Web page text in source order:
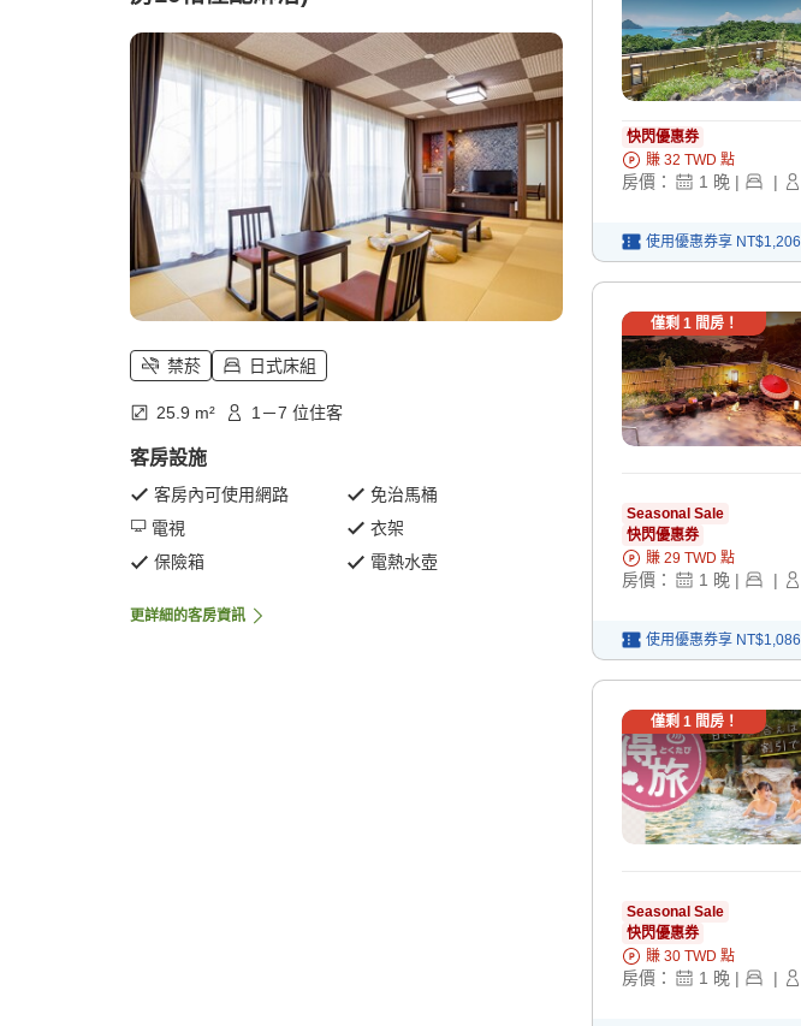
禁菸 日式床組
25.9 m² 1－7 位住客
客房設施
客房內可使用網路
免治馬桶
電視
衣架
保險箱
電熱水壺
更詳細的客房資訊
快閃優惠券
賺 32 TWD 點
房價： 1 晚 | |
使用優惠券享 NT$1,206
僅剩 1間房！
Seasonal Sale
快閃優惠券
賺 29 TWD 點
房價： 1 晚 | |
使用優惠券享 NT$1,086
僅剩 1間房！
Seasonal Sale
快閃優惠券
賺 30 TWD 點
房價： 1 晚 | |